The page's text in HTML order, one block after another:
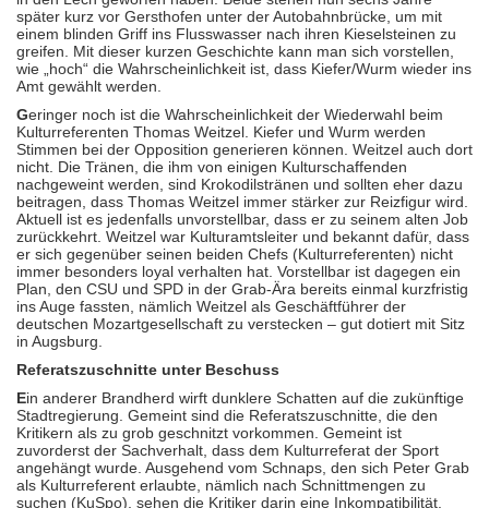
später kurz vor Gersthofen unter der Autobahnbrücke, um mit
einem blinden Griff ins Flusswasser nach ihren Kieselsteinen zu
greifen. Mit dieser kurzen Geschichte kann man sich vorstellen,
wie „hoch“ die Wahrscheinlichkeit ist, dass Kiefer/Wurm wieder ins
Amt gewählt werden.
Geringer noch ist die Wahrscheinlichkeit der Wiederwahl beim
Kulturreferenten Thomas Weitzel. Kiefer und Wurm werden
Stimmen bei der Opposition generieren können. Weitzel auch dort
nicht. Die Tränen, die ihm von einigen Kulturschaffenden
nachgeweint werden, sind Krokodilstränen und sollten eher dazu
beitragen, dass Thomas Weitzel immer stärker zur Reizfigur wird.
Aktuell ist es jedenfalls unvorstellbar, dass er zu seinem alten Job
zurückkehrt. Weitzel war Kulturamtsleiter und bekannt dafür, dass
er sich gegenüber seinen beiden Chefs (Kulturreferenten) nicht
immer besonders loyal verhalten hat. Vorstellbar ist dagegen ein
Plan, den CSU und SPD in der Grab-Ära bereits einmal kurzfristig
ins Auge fassten, nämlich Weitzel als Geschäftführer der
deutschen Mozartgesellschaft zu verstecken – gut dotiert mit Sitz
in Augsburg.
Referatszuschnitte unter Beschuss
Ein anderer Brandherd wirft dunklere Schatten auf die zukünftige
Stadtregierung. Gemeint sind die Referatszuschnitte, die den
Kritikern als zu grob geschnitzt vorkommen. Gemeint ist
zuvorderst der Sachverhalt, dass dem Kulturreferat der Sport
angehängt wurde. Ausgehend vom Schnaps, den sich Peter Grab
als Kulturreferent erlaubte, nämlich nach Schnittmengen zu
suchen (KuSpo), sehen die Kritiker darin eine Inkompatibilität.